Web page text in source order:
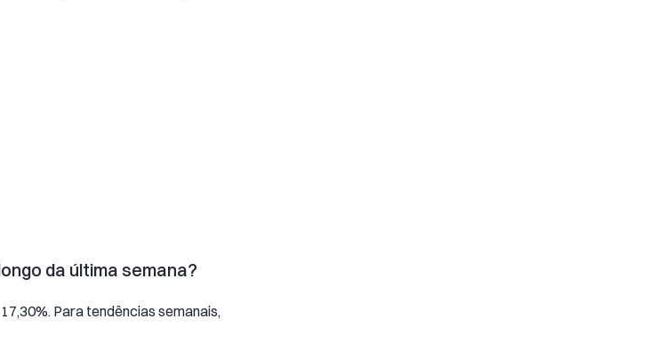
da última semana?
Para tendências semanais,